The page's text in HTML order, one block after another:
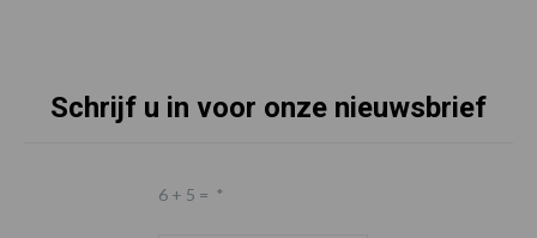
Schrijf u in voor onze nieuwsbrief
6 + 5 = *